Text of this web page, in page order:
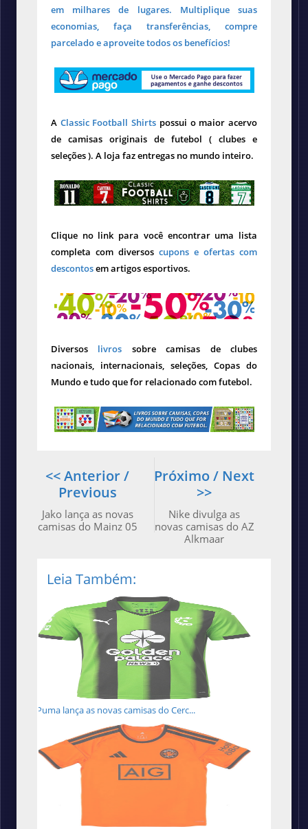
em milhares de lugares. Multiplique suas
economias, faça transferências, compre
parcelado e aproveite todos os benefícios!
A Classic Football Shirts possui o maior acervo
de camisas originais de futebol ( clubes e
seleções ). A loja faz entregas no mundo inteiro.
Clique no link para você encontrar uma lista
completa com diversos cupons e ofertas com
descontosem artigos esportivos.
Diversos livros sobre camisas de clubes
nacionais, internacionais, seleções, Copas do
Mundo e tudo que for relacionado com futebol.
Próximo / Next
>>
Nike divulga as
novas camisas do AZ
Alkmaar
<< Anterior /
Previous
Jako lança as novas
camisas do Mainz 05
Leia Também:
Puma lança as novas camisas do Cerc...